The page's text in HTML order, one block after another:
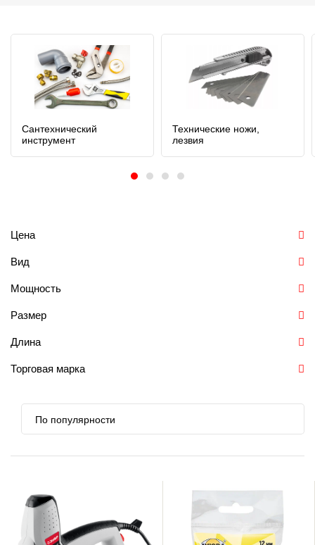
Сантехнический
инструмент
Технические ножи,
лезвия
Цена
Вид
Мощность
Размер
Длина
Торговая марка